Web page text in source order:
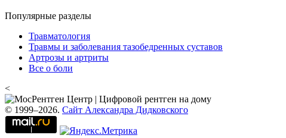
Популярные разделы
Травматология
Травмы и заболевания тазобедренных суставов
Артрозы и артриты
Все о боли
<
© 1999–2026. Сайт Александра Дидковского